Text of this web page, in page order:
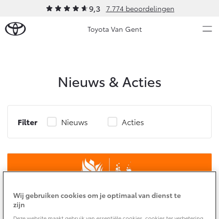
9,3 7.774 beoordelingen
Toyota Van Gent
Ons bedrijf
Vacatures
Aygo X
Vanaf € 23.750,-
Yaris
Occasions
Diensten
Nieuws & Acties
Filter Nieuws Acties
Wij gebruiken cookies om je optimaal van dienst te
zijn